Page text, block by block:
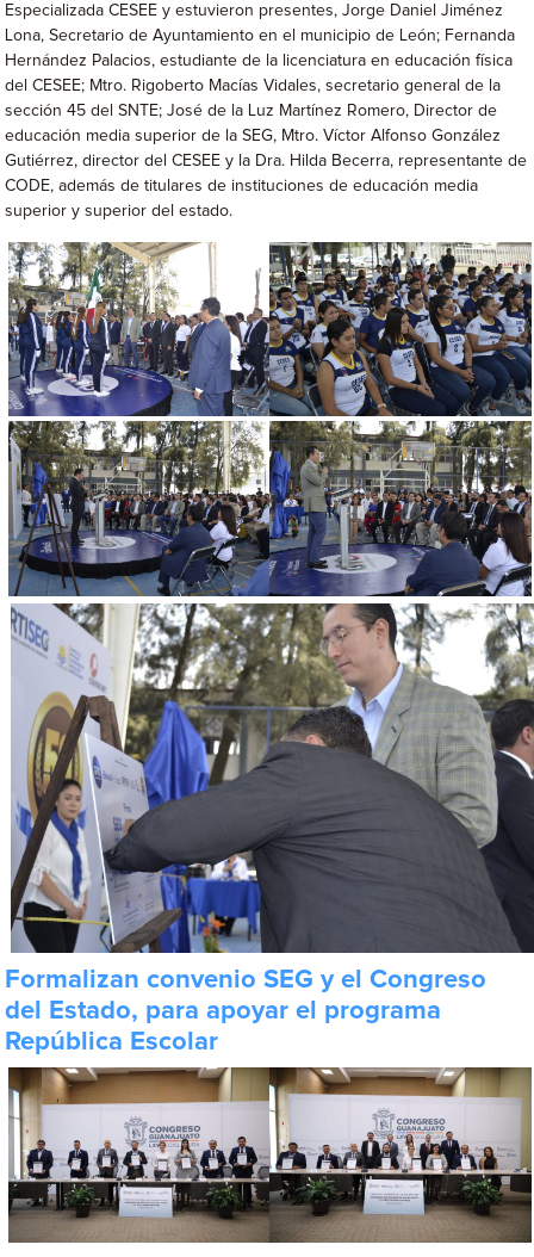
Especializada CESEE y estuvieron presentes, Jorge Daniel Jiménez
Lona, Secretario de Ayuntamiento en el municipio de León; Fernanda
Hernández Palacios, estudiante de la licenciatura en educación física
del CESEE; Mtro. Rigoberto Macías Vidales, secretario general de la
sección 45 del SNTE; José de la Luz Martínez Romero, Director de
educación media superior de la SEG, Mtro. Víctor Alfonso González
Gutiérrez, director del CESEE y la Dra. Hilda Becerra, representante de
CODE, además de titulares de instituciones de educación media
superior y superior del estado.
Formalizan convenio SEG y el Congreso
del Estado, para apoyar el programa
República Escolar